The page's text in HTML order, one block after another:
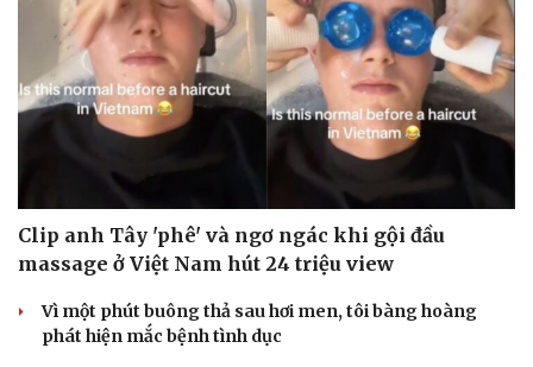
Clip anh Tây 'phê' và ngơ ngác khi gội đầu
massage ở Việt Nam hút 24 triệu view
Vì một phút buông thả sau hơi men, tôi bàng hoàng
phát hiện mắc bệnh tình dục